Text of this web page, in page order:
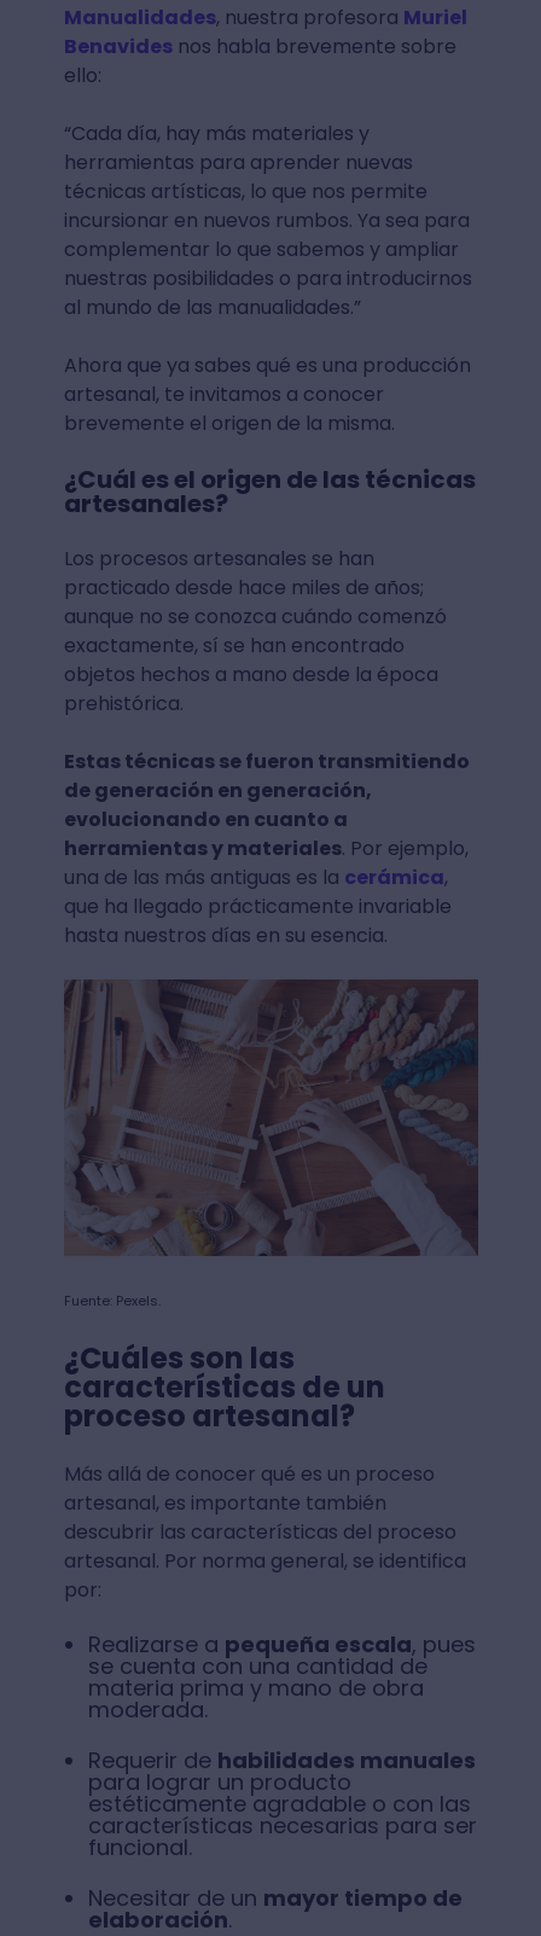
Manualidades, nuestra profesora Muriel
Benavidesnos habla brevemente sobre
ello:
“Cada día, hay más materiales y
herramientas para aprender nuevas
técnicas artísticas, lo que nos permite
incursionar en nuevos rumbos. Ya sea para
complementar lo que sabemos y ampliar
nuestras posibilidades o para introducirnos
al mundo de las manualidades.”
Ahora que ya sabes qué es una producción
artesanal, te invitamos a conocer
brevemente el origen de la misma.
¿Cuál es el origen de las técnicas
artesanales?
Los procesos artesanales se han
practicado desde hace miles de años;
aunque no se conozca cuándo comenzó
exactamente, sí se han encontrado
objetos hechos a mano desde la época
prehistórica.
Estas técnicas se fueron transmitiendo
de generación en generación,
evolucionando en cuanto a
herramientas y materiales. Por ejemplo,
una de las más antiguas es la cerámica,
que ha llegado prácticamente invariable
hasta nuestros días en su esencia.
Fuente: Pexels.
¿Cuáles son las
características de un
proceso artesanal?
Más allá de conocer qué es un proceso
artesanal, es importante también
descubrir las características del proceso
artesanal. Por norma general, se identifica
por:
Realizarse a pequeña escala, pues
se cuenta con una cantidad de
materia prima y mano de obra
moderada.
Requerir de habilidades manuales
para lograr un producto
estéticamente agradable o con las
características necesarias para ser
funcional.
Necesitar de un mayor tiempo de
elaboración.